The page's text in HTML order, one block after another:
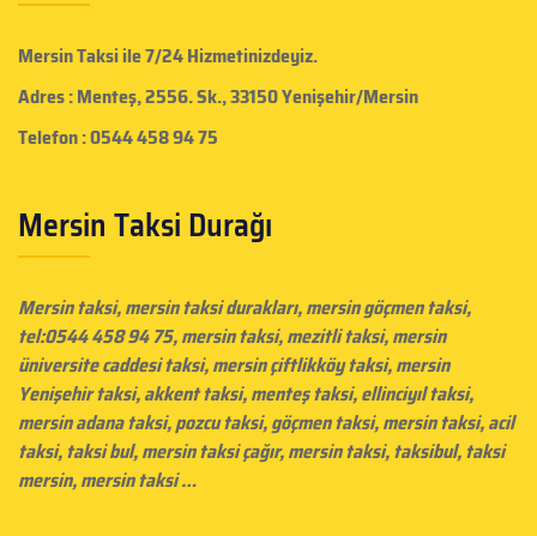
Mersin Taksiile 7/24 Hizmetinizdeyiz.
Adres : Menteş, 2556. Sk., 33150 Yenişehir/Mersin
Telefon : 0544 458 94 75
Mersin Taksi Durağı
Mersin taksi, mersin taksi durakları,mersin göçmen taksi,
tel:0544 458 94 75, mersin taksi, mezitli taksi,mersin
üniversite caddesi taksi,mersin çiftlikköy taksi, mersin
Yenişehir taksi, akkent taksi, menteş taksi, ellinciyıl taksi,
mersin adana taksi, pozcu taksi, göçmen taksi,mersin taksi, acil
taksi, taksi bul, mersin taksi çağır,mersin taksi, taksibul, taksi
mersin, mersin taksi …